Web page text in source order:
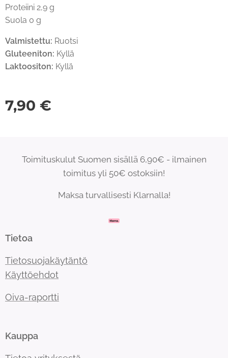
Proteiini 2,9 g
Suola 0 g
Valmistettu: Ruotsi
Gluteeniton: Kyllä
Laktoositon: Kyllä
7,90 €
Toimituskulut Suomen sisällä 6,90€ - ilmainen
toimitus yli 50€ ostoksiin!
Maksa turvallisesti Klarnalla!
Tietoa
Tietosuojakäytäntö
Käyttöehdot
Oiva-raportti
Kauppa